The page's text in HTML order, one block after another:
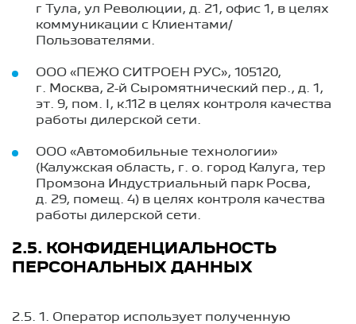
г Тула, ул Революции, д. 21, офис 1, в целях
коммуникации с Клиентами/
Пользователями.
ООО «ПЕЖО СИТРОЕН РУС», 105120,
г. Москва, 2-й Сыромятнический пер., д. 1,
эт. 9, пом. I, к.112 в целях контроля качества
работы дилерской сети.
ООО «Автомобильные технологии»
(Калужская область, г. о. город Калуга, тер
Промзона Индустриальный парк Росва,
д. 29, помещ. 4) в целях контроля качества
работы дилерской сети.
2.5. КОНФИДЕНЦИАЛЬНОСТЬ
ПЕРСОНАЛЬНЫХ ДАННЫХ
2.5. 1. Оператор использует полученную